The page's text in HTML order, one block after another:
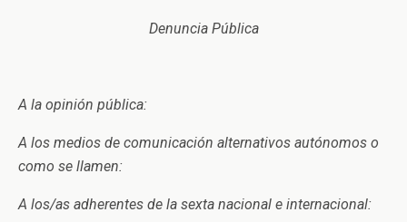
Denuncia Pública
A la opinión pública:
A los medios de comunicación alternativos autónomos o
como se llamen:
A los/as adherentes de la sexta nacional e internacional: